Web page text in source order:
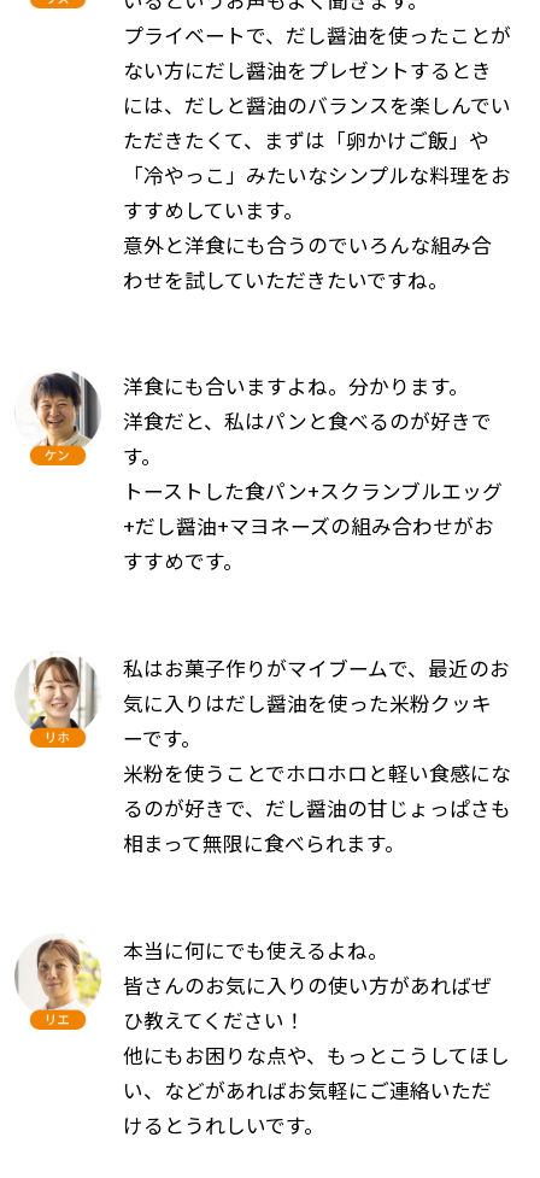
プライベートで、だし醤油を使ったことが
ない方にだし醤油をプレゼントするとき
には、だしと醤油のバランスを楽しんでい
ただきたくて、まずは「卵かけご飯」や
「冷やっこ」みたいなシンプルな料理をお
すすめしています。
意外と洋食にも合うのでいろんな組み合
わせを試していただきたいですね。
洋食にも合いますよね。分かります。
洋食だと、私はパンと食べるのが好きで
す。
トーストした食パン+スクランブルエッグ
+だし醤油+マヨネーズの組み合わせがお
すすめです。
私はお菓子作りがマイブームで、最近のお
気に入りはだし醤油を使った米粉クッキ
ーです。
米粉を使うことでホロホロと軽い食感にな
るのが好きで、だし醤油の甘じょっぱさも
相まって無限に食べられます。
本当に何にでも使えるよね。
皆さんのお気に入りの使い方があればぜ
ひ教えてください！
他にもお困りな点や、もっとこうしてほし
い、などがあればお気軽にご連絡いただ
けるとうれしいです。